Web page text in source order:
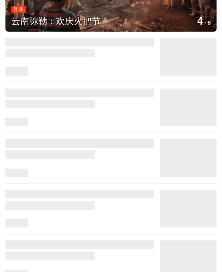
图集
云南弥勒：欢庆火把节 5/6